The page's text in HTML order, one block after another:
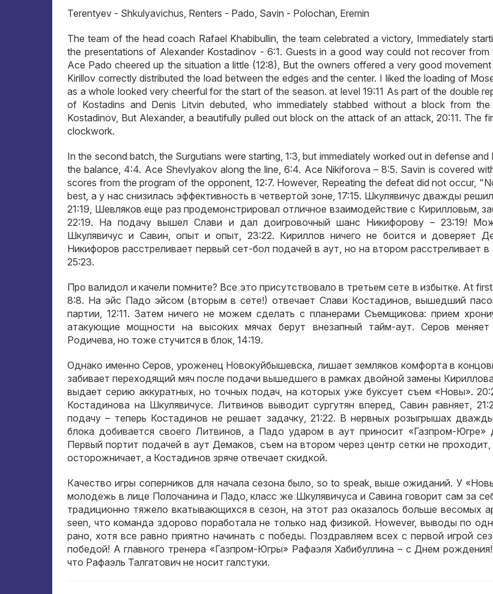
Terentyev - Shkulyavichus, Renters - Pado, Savin - Polochan, Eremin
The team of the head coach Rafael Khabibullin, the team celebrated a victory, Immediately
the presentations of Alexander Kostadinov - 6:1. Guests in a good way could not recover from
Ace Pado cheered up the situation a little (12:8), But the owners offered a very good
Kirillov correctly distributed the load between the edges and the center. I liked the loading of
as a whole looked very cheerful for the start of the season. at level 19:11 As part of the double
of Kostadins and Denis Litvin debuted, who immediately stabbed without a block from the
Kostadinov, But Alexander, a beautifully pulled out block on the attack of an attack, 20:11. The
clockwork.
In the second batch, the Surgutians were starting, 1:3, but immediately worked out in defense and
the balance, 4:4. Ace Shevlyakov along the line, 6:4. Ace Nikiforova – 8:5. Savin is covered
scores from the program of the opponent, 12:7. However, Repeating the defeat did not occur,
best, а у нас снизилась эффективность в четвертой зоне, 17:15. Шкулявичус дважды
21:19, Шевляков еще раз продемонстрировал отличное взаимодействие с Кирилловым,
22:19. На подачу вышел Слави и дал доигровочный шанс Никифорову – 23:19!
Шкулявичус и Савин, опыт и опыт, 23:22. Кириллов ничего не боится и доверяет
Никифоров расстреливает первый сет-бол подачей в аут,но на втором расстреливает в
25:23.
Про валидол и качели помните? Все это присутствовало в третьем сете в избытке. At
8:8. На эйс Падо эйсом (вторым в сете!)отвечает Слави Костадинов, вышедший
партии, 12:11. Затем ничего не можем сделать с планерами Съемщикова: прием
атакующие мощности на высоких мячах берут внезапный тайм-аут. Серов меняет
Родичева, но тоже стучится в блок, 14:19.
Однако именно Серов, уроженец Новокуйбышевска,лишает земляков комфорта в
забивает переходящий мяч после подачи вышедшего в рамках двойной замены Кириллова
выдает серию аккуратных, но точных подач, на которых уже буксует съем «Новы».
Костадинова на Шкулявичусе.Литвинов выводит сургутян вперед, Савин равняет,
подачу – теперь Костадинов не решает задачку, 21:22. В нервных розыгрышах
блока добивается своего Литвинов,а Падо ударом в аут приносит «Газпром-Югре»
Первый портит подачей в аут Демаков, съем на втором через центр сетки не проходит
осторожничает, а Костадинов зряче отвечает скидкой.
Качество игры соперников для начала сезона было, so to speak, выше ожиданий. У
молодежь в лице Полочанина и Падо,класс же Шкулявичуса и Савина говорит сам за
традиционно тяжело вкатывающихся в сезон, на этот раз оказалось больше весомых
seen, что команда здорово поработала не только над физикой. However, выводы по
рано,хотя все равно приятно начинать с победы. Поздравляем всех с первой игрой
победой! А главного тренера «Газпром-Югры» Рафаэля Хабибуллина – с Днем рождения!
что Рафаэль Талгатович не носит галстуки.